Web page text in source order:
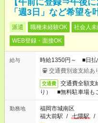
【午前に登録⇒午後に
「週3日」など希望を
派遣 職種未経験OK 社会人
WEB登録・面接OK
給与
時給1350円～ ■日払
交通費別途支給あ
交通費
交通費全額支
り） ■無料駐車場も
勤務地
福岡市城南区
福大前駅 / 七隈駅 /